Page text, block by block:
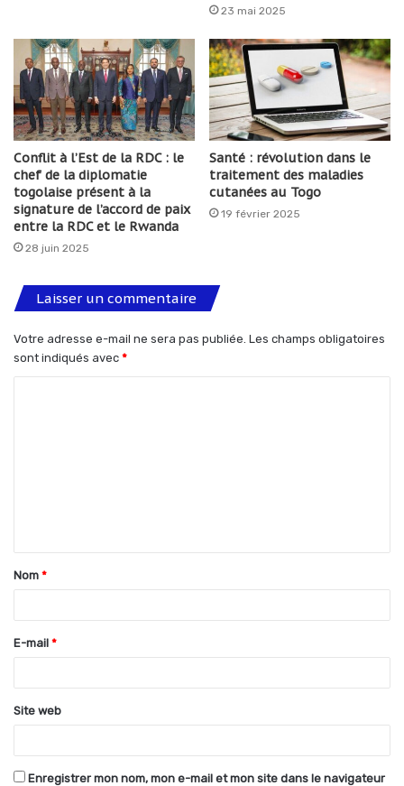
23 mai 2025
Conflit à l’Est de la RDC : le
chef de la diplomatie
togolaise présent à la
signature de l’accord de paix
entre la RDC et le Rwanda
28 juin 2025
Santé : révolution dans le
traitement des maladies
cutanées au Togo
19 février 2025
Laisser un commentaire
Votre adresse e-mail ne sera pas publiée. Les champs obligatoires
sont indiqués avec *
t
a
e
*
Nom *
E-mail *
Site web
Enregistrer mon nom, mon e-mail et mon site dans le navigateur